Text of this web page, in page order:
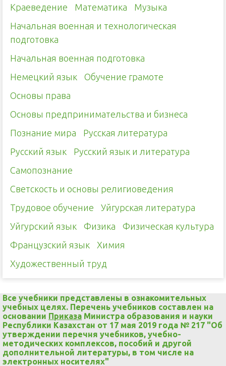
Краеведение
Математика
Музыка
Начальная военная и технологическая
подготовка
Начальная военная подготовка
Немецкий язык
Обучение грамоте
Основы права
Основы предпринимательства и бизнеса
Познание мира
Русская литература
Русский язык
Русский язык и литература
Самопознание
Светскость и основы религиоведения
Трудовое обучение
Уйгурская литература
Уйгурский язык
Физика
Физическая культура
Французский язык
Химия
Художественный труд
Все учебники представлены в ознакомительных
учебных целях. Перечень учебников составлен на
основании Приказа Министра образования и науки
Республики Казахстан от 17 мая 2019 года № 217 "Об
утверждении перечня учебников, учебно-
методических комплексов, пособий и другой
дополнительной литературы, в том числе на
электронных носителях"